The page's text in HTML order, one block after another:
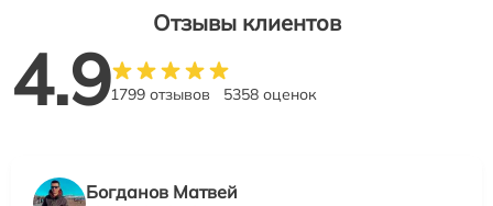
Отзывы клиентов
4.91799 отзывов 5358 оценок
Богданов Матвей